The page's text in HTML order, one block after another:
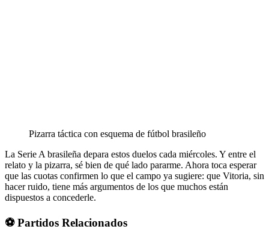
Pizarra táctica con esquema de fútbol brasileño
La Serie A brasileña depara estos duelos cada miércoles. Y entre el
relato y la pizarra, sé bien de qué lado pararme. Ahora toca esperar
que las cuotas confirmen lo que el campo ya sugiere: que Vitoria, sin
hacer ruido, tiene más argumentos de los que muchos están
dispuestos a concederle.
⚽ Partidos Relacionados